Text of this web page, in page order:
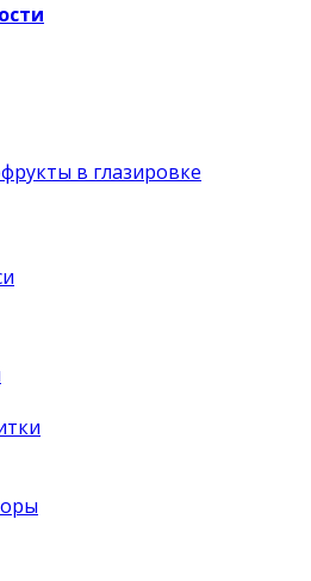
в глазировке